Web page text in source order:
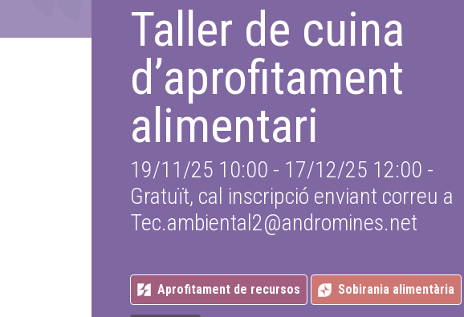
Taller de cuina
d’aprofitament
alimentari
19/11/25 10:00 - 17/12/25 12:00 -
Gratuït, cal inscripció enviant correu a
Tec.ambiental2@andromines.net
Aprofitament de recursos Sobirania alimentària